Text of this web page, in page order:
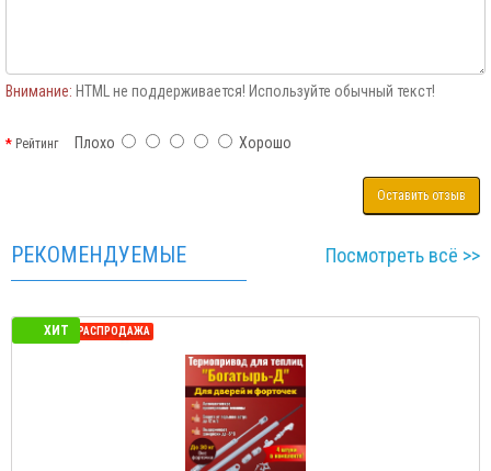
Внимание: HTML не поддерживается! Используйте обычный текст!
РейтингПлохо Хорошо
Оставить отзыв
РЕКОМЕНДУЕМЫЕ Посмотреть всё >>
ХИТ
СЕЗОННАЯ РАСПРОДАЖА